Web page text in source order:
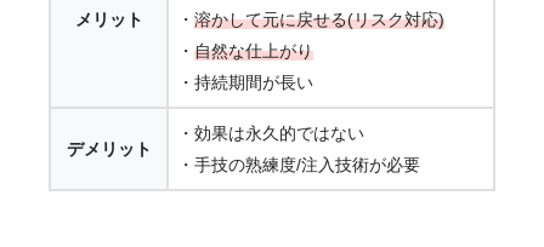
メリット
・ 溶かして元に戻せる(リスク対応)
・ 自然な仕上がり
・持続期間が長い
デメリット
・効果は永久的ではない
・手技の熟練度/注入技術が必要